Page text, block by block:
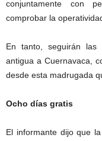
conjuntamente con
comprobar la
En tanto, seguirán las
antigua a Cuernavaca,
desde esta madrugada
Ocho días gratis
El informante dijo que